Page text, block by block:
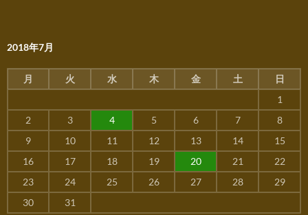
2018年7月
月 火 水 木 金 土
日
1
2
3 4 5 6 7
8
9
10 11 12 13 14
15
16
17 18 19 20 21
22
23
24 25 26 27 28
29
30
31